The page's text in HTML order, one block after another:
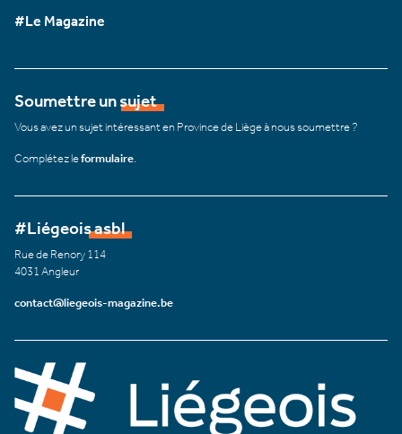
#Le Magazine
Soumettre un sujet
Vous avez un sujet intéressant en Province de Liège à nous soumettre ?
Complétez leformulaire
#Liégeois asbl
Rue de Renory 114
4031 Angleur
contact@liegeois-magazine.be